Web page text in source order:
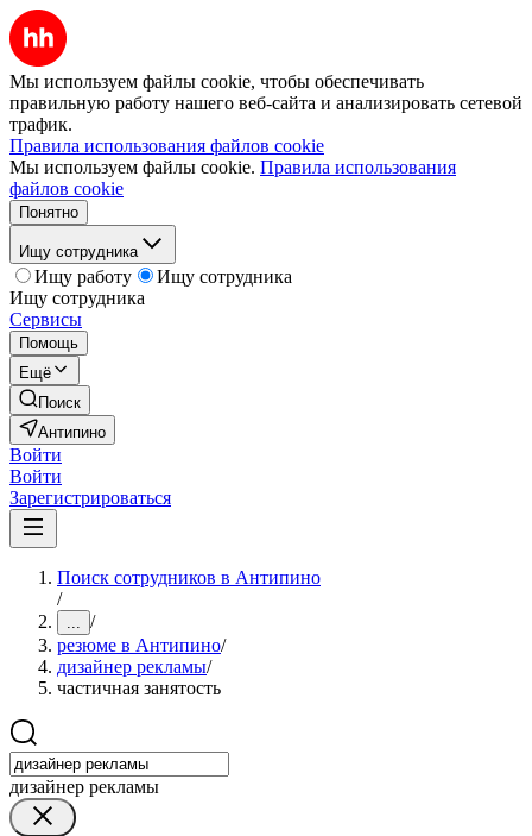
Мы используем файлы cookie, чтобы обеспечивать
правильную работу нашего веб-сайта и анализировать сетевой
трафик.
Правила использования файлов cookie
Мы используем файлы cookie. Правила использования
файлов cookie
Понятно
Ищу сотрудника
Ищу работу
Ищу сотрудника
Ищу сотрудника
Сервисы
Помощь
Ещё
Поиск
Антипино
Войти
Войти
Зарегистрироваться
Поиск сотрудников в Антипино
/
... /
резюме в Антипино/
дизайнер рекламы/
частичная занятость
дизайнер рекламы